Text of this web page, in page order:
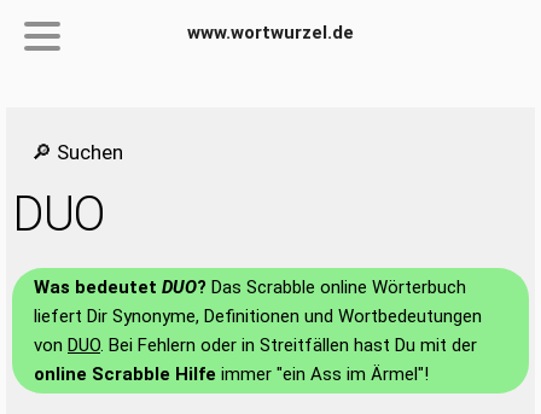
www.wortwurzel.de
🔎 Suchen
DUO
Was bedeutet DUO? Das Scrabble online Wörterbuch
liefert Dir Synonyme, Definitionen und Wortbedeutungen
von DUO. Bei Fehlern oder in Streitfällen hast Du mit der
online Scrabble Hilfe immer "ein Ass im Ärmel"!